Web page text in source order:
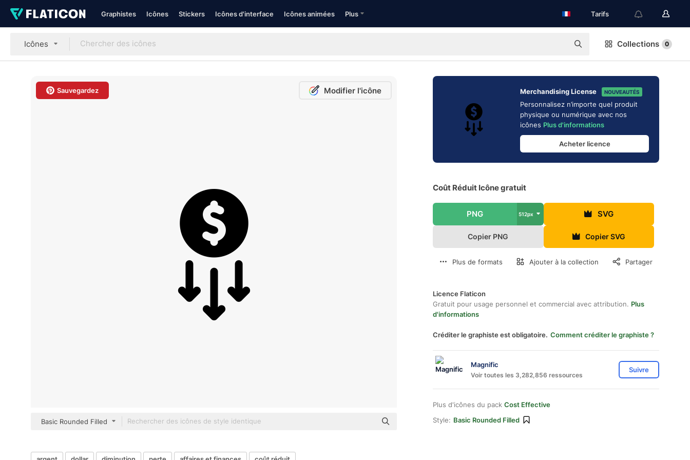
Graphistes Icônes Stickers Icônes d'interface Icônes animées Plus Tarifs
Icônes Collections 0
Sauvegardez Modifier l'icône
Basic Rounded Filled
Merchandising License NOUVEAUTÉS
Personnalisez n’importe quel produit
physique ou numérique avec nos
icônes Plus d'informations
Acheter licence
Coût Réduit Icône gratuit
PNG 512px SVG
Copier PNG Copier SVG
Plus de formats Ajouter à la collection Partager
Licence Flaticon
Gratuit pour usage personnel et commercial avec attribution. Plus
d'informations
Créditer le graphiste est obligatoire. Comment créditer le graphiste ?
Magnific
Voir toutes les 3,282,856 ressources
Suivre
Plus d'icônes du pack Cost Effective
Style: Basic Rounded Filled